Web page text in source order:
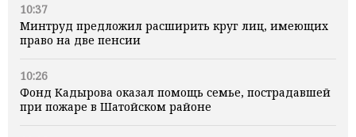
10:37
Минтруд предложил расширить круг лиц, имеющих
право на две пенсии
10:26
Фонд Кадырова оказал помощь семье, пострадавшей
при пожаре в Шатойском районе